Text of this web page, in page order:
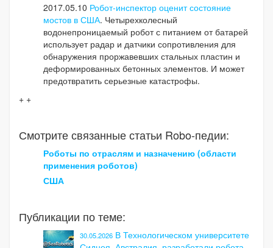
2017.05.10 Робот-инспектор оценит состояние
мостов в США. Четырехколесный
водонепроницаемый робот с питанием от батарей
использует радар и датчики сопротивления для
обнаружения проржавевших стальных пластин и
деформированных бетонных элементов. И может
предотвратить серьезные катастрофы.
+ +
Смотрите связанные статьи Robo-педии:
Роботы по отраслям и назначению (области
применения роботов)
США
Публикации по теме:
30.05.2026 В Технологическом университете